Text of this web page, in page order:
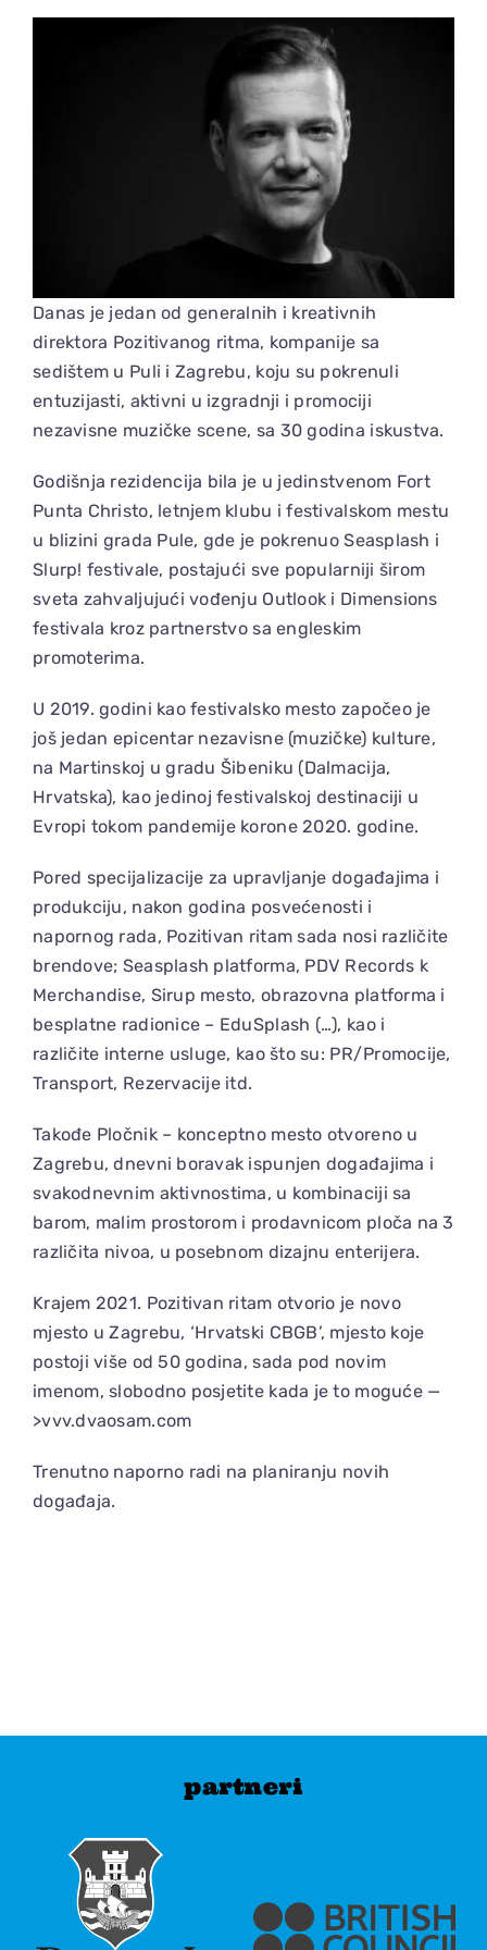
Danas je jedan od generalnih i kreativnih
direktora Pozitivanog ritma, kompanije sa
sedištem u Puli i Zagrebu, koju su pokrenuli
entuzijasti, aktivni u izgradnji i promociji
nezavisne muzičke scene, sa 30 godina iskustva.
Godišnja rezidencija bila je u jedinstvenom Fort
Punta Christo, letnjem klubu i festivalskom mestu
u blizini grada Pule, gde je pokrenuo Seasplash i
Slurp! festivale, postajući sve popularniji širom
sveta zahvaljujući vođenju Outlook i Dimensions
festivala kroz partnerstvo sa engleskim
promoterima.
U 2019. godini kao festivalsko mesto započeo je
još jedan epicentar nezavisne (muzičke) kulture,
na Martinskoj u gradu Šibeniku (Dalmacija,
Hrvatska), kao jedinoj festivalskoj destinaciji u
Evropi tokom pandemije korone 2020. godine.
Pored specijalizacije za upravljanje događajima i
produkciju, nakon godina posvećenosti i
napornog rada, Pozitivan ritam sada nosi različite
brendove; Seasplash platforma, PDV Records k
Merchandise, Sirup mesto, obrazovna platforma i
besplatne radionice – EduSplash (…), kao i
različite interne usluge, kao što su: PR/Promocije,
Transport, Rezervacije itd.
Takođe Pločnik – konceptno mesto otvoreno u
Zagrebu, dnevni boravak ispunjen događajima i
svakodnevnim aktivnostima, u kombinaciji sa
barom, malim prostorom i prodavnicom ploča na 3
različita nivoa, u posebnom dizajnu enterijera.
Krajem 2021. Pozitivan ritam otvorio je novo
mjesto u Zagrebu, ‘Hrvatski CBGB’, mjesto koje
postoji više od 50 godina, sada pod novim
imenom, slobodno posjetite kada je to moguće —
>vvv.dvaosam.com
Trenutno naporno radi na planiranju novih
događaja.
partneri